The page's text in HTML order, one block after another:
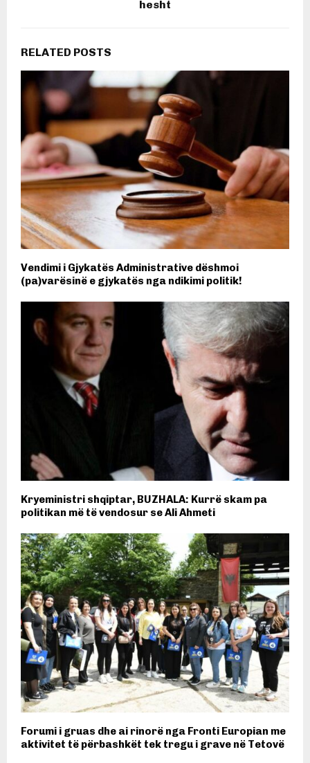
hesht
RELATED POSTS
Vendimi i Gjykatës Administrative dëshmoi
(pa)varësinë e gjykatës nga ndikimi politik!
Kryeministri shqiptar, BUZHALA: Kurrë skam pa
politikan më të vendosur se Ali Ahmeti
Forumi i gruas dhe ai rinorë nga Fronti Europian me
aktivitet të përbashkët tek tregu i grave në Tetovë